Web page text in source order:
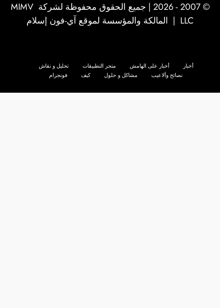
© 2007 - 2026 | جميع الحقوق محفوظة لشركة
MIMV
LLC | المالكة والمؤسسة لموقع آي-فون إسلام
أخبار أخبار على الهامش متجر التطبيقات
تحليل و نقاش
نصائح وألاعيب
مشاكل و حلول كيف فونجرام